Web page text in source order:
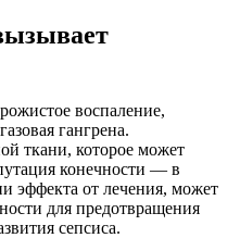
воспаление,
гангрена.
ткани, которое может
конечности — в
эффекта от лечения, может
для предотвращения
сепсиса.